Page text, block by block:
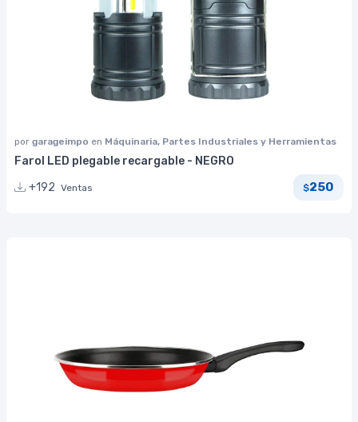
por garageimpo en Máquinaria, Partes Industriales y Herramientas
Farol LED plegable recargable - NEGRO
+192 Ventas $250